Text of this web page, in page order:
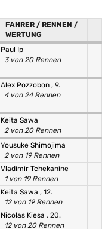
FAHRER / RENNEN /
WERTUNG
Paul Ip
3 von 20 Rennen
Alex Pozzobon , 9.
4 von 24 Rennen
Keita Sawa
2 von 20 Rennen
Yousuke Shimojima
2 von 19 Rennen
Vladimir Tchekanine
1 von 19 Rennen
Keita Sawa , 12.
12 von 19 Rennen
Nicolas Kiesa , 20.
12 von 20 Rennen